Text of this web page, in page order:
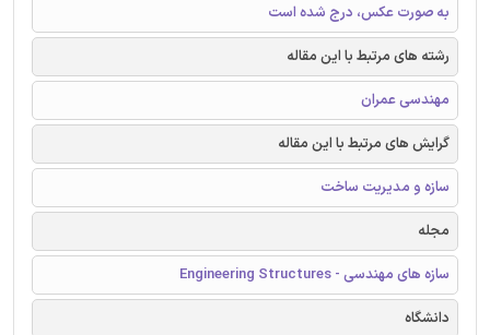
به صورت عکس، درج شده است
رشته های مرتبط با این مقاله
مهندسی عمران
گرایش های مرتبط با این مقاله
سازه و مدیریت ساخت
مجله
سازه های مهندسی - Engineering Structures
دانشگاه